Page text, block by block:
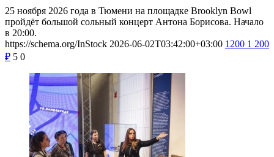
25 ноября 2026 года в Тюмени на площадке Brooklyn Bowl
пройдёт большой сольный концерт Антона Борисова. Начало
в 20:00.
https://schema.org/InStock 2026-06-02T03:42:00+03:00 1200 1 200
₽ 5 0